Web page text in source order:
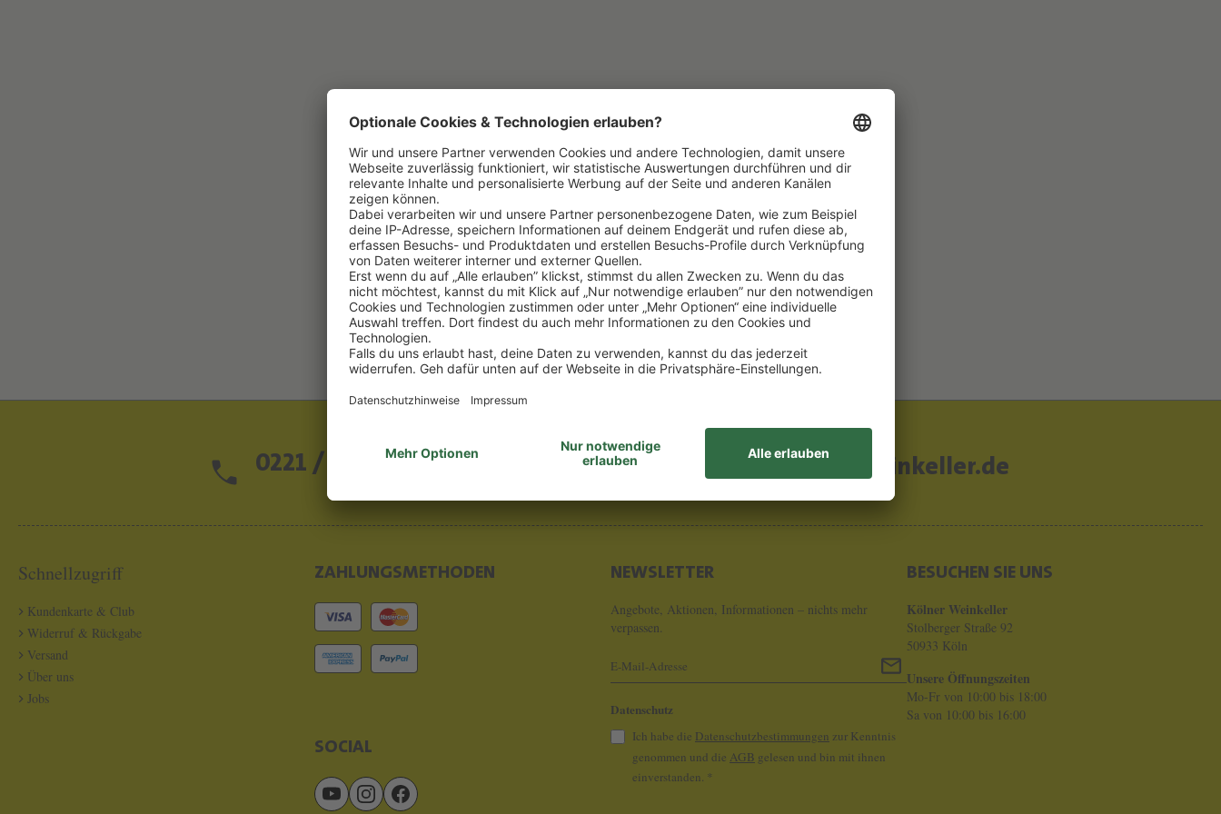
0221 / 13 97 28 - 0 info@koelner-weinkeller.de
Schnellzugriff
Kundenkarte & Club
Widerruf & Rückgabe
Versand
Über uns
Jobs
ZAHLUNGSMETHODEN
SOCIAL
NEWSLETTER
Angebote, Aktionen, Informationen – nichts mehr
verpassen.
Datenschutz
Ich habe die Datenschutzbestimmungen zur Kenntnis
genommen und die AGB gelesen und bin mit ihnen
einverstanden. *
BESUCHEN SIE UNS
Kölner Weinkeller
Stolberger Straße 92
50933 Köln
Unsere Öffnungszeiten
Mo-Fr von 10:00 bis 18:00
Sa von 10:00 bis 16:00